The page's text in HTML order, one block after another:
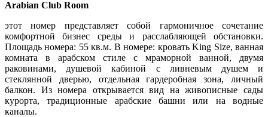
Arabian Club Room
этот номер представляет собой гармоничное сочетание
комфортной бизнес среды и расслабляющей обстановки.
Площадь номера: 55 кв.м. В номере: кровать King Size, ванная
комната в арабском стиле с мраморной ванной, двумя
раковинами, душевой кабиной с ливневым душем и
стеклянной дверью, отдельная гардеробная зона, личный
балкон. Из номера открывается вид на живописные сады
курорта, традиционные арабские башни или на водные
каналы.